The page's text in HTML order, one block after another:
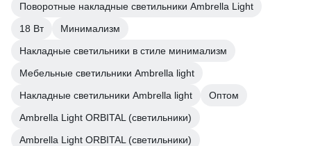
Поворотные накладные светильники Ambrella Light
18 Вт
Минимализм
Накладные светильники в стиле минимализм
Мебельные светильники Ambrella light
Накладные светильники Ambrella light
Оптом
Ambrella Light ORBITAL (светильники)
Ambrella Light ORBITAL (светильники)